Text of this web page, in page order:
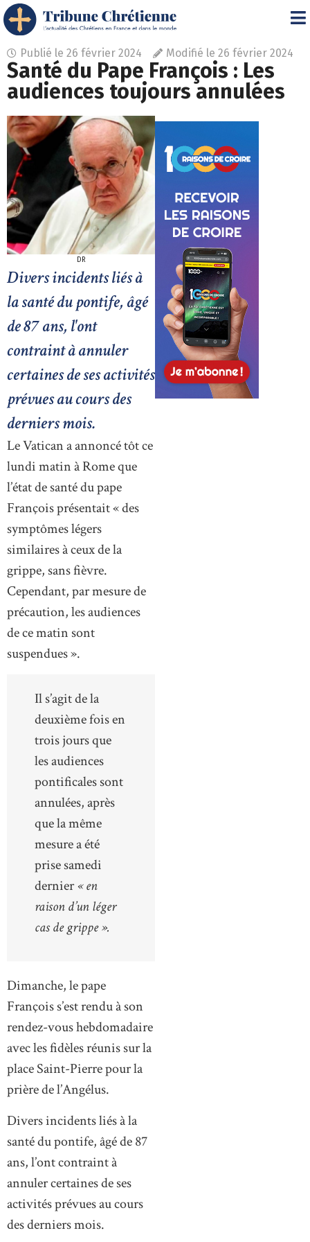
Publié le 26 février 2024 Modifié le 26 février 2024
Santé du Pape François : Les
audiences toujours annulées
DR
Divers incidents liés à
la santé du pontife, âgé
de 87 ans, l'ont
contraint à annuler
certaines de ses activités
prévues au cours des
derniers mois.
Le Vatican a annoncé tôt ce
lundi matin à Rome que
l’état de santé du pape
François présentait « des
symptômes légers
similaires à ceux de la
grippe, sans fièvre.
Cependant, par mesure de
précaution, les audiences
de ce matin sont
suspendues ».
Il s’agit de la
deuxième fois en
trois jours que
les audiences
pontificales sont
annulées, après
que la même
mesure a été
prise samedi
dernier« en
raison d’un léger
cas de grippe ».
Dimanche, le pape
François s’est rendu à son
rendez-vous hebdomadaire
avec les fidèles réunis sur la
place Saint-Pierre pour la
prière de l’Angélus.
Divers incidents liés à la
santé du pontife, âgé de 87
ans, l’ont contraint à
annuler certaines de ses
activités prévues au cours
des derniers mois.